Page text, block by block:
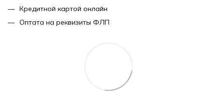
Кредитной картой онлайн
Оптата на реквизиты ФЛП